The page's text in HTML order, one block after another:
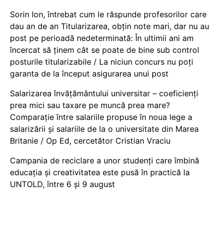
Sorin Ion, întrebat cum le răspunde profesorilor care
dau an de an Titularizarea, obțin note mari, dar nu au
post pe perioadă nedeterminată: În ultimii ani am
încercat să ținem cât se poate de bine sub control
posturile titularizabile / La niciun concurs nu poți
garanta de la început asigurarea unui post
Salarizarea învățământului universitar – coeficienți
prea mici sau taxare pe muncă prea mare?
Comparație între salariile propuse în noua lege a
salarizării și salariile de la o universitate din Marea
Britanie / Op Ed, cercetător Cristian Vraciu
Campania de reciclare a unor studenți care îmbină
educația și creativitatea este pusă în practică la
UNTOLD, între 6 și 9 august